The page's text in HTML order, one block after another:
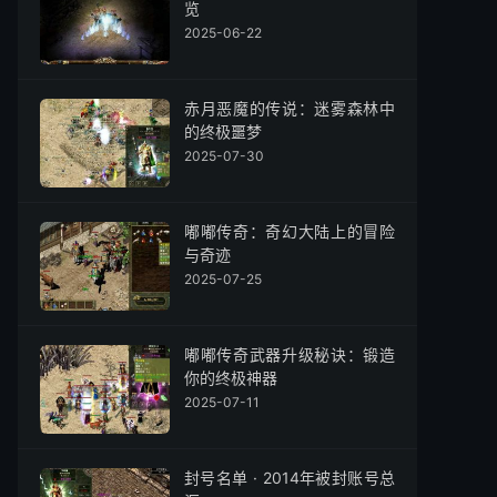
览
2025-06-22
赤月恶魔的传说：迷雾森林中
的终极噩梦
2025-07-30
嘟嘟传奇：奇幻大陆上的冒险
与奇迹
2025-07-25
嘟嘟传奇武器升级秘诀：锻造
你的终极神器
2025-07-11
封号名单 · 2014年被封账号总